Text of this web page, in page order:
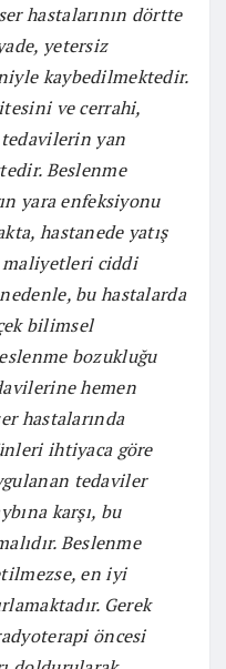
hastalarının dörtte
yetersiz
kaybedilmektedir.
ve cerrahi,
yan
Beslenme
yara enfeksiyonu
hastanede yatış
maliyetleri ciddi
bu hastalarda
bilimsel
bozukluğu
hemen
hastalarında
ihtiyaca göre
tedaviler
karşı, bu
Beslenme
en iyi
Gerek
öncesi